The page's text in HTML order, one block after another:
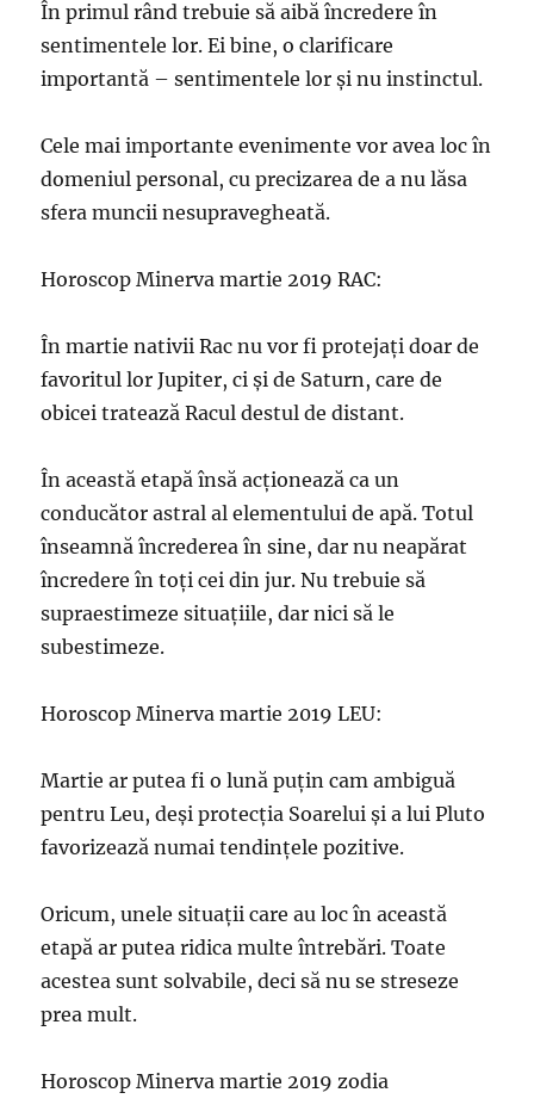
În primul rând trebuie să aibă încredere în
sentimentele lor. Ei bine, o clarificare
importantă – sentimentele lor şi nu instinctul.
Cele mai importante evenimente vor avea loc în
domeniul personal, cu precizarea de a nu lăsa
sfera muncii nesupravegheată.
Horoscop Minerva martie 2019 RAC:
În martie nativii Rac nu vor fi protejați doar de
favoritul lor Jupiter, ci și de Saturn, care de
obicei tratează Racul destul de distant.
În această etapă însă acționează ca un
conducător astral al elementului de apă. Totul
înseamnă încrederea în sine, dar nu neapărat
încredere în toți cei din jur. Nu trebuie să
supraestimeze situațiile, dar nici să le
subestimeze.
Horoscop Minerva martie 2019 LEU:
Martie ar putea fi o lună puțin cam ambiguă
pentru Leu, deși protecția Soarelui și a lui Pluto
favorizează numai tendințele pozitive.
Oricum, unele situații care au loc în această
etapă ar putea ridica multe întrebări. Toate
acestea sunt solvabile, deci să nu se streseze
prea mult.
Horoscop Minerva martie 2019 zodia